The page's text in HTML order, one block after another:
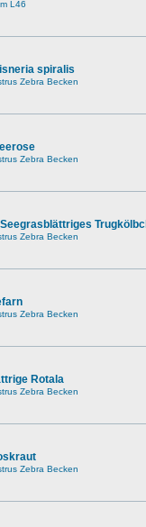
L46
spiralis
Zebra Becken
Zebra Becken
Zebra Becken
Zebra Becken
Rotala
Zebra Becken
Zebra Becken